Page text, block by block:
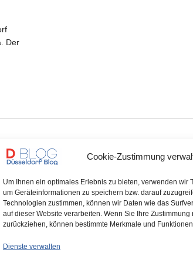
Cookie-Zustimmung
Um Ihnen ein optimales Erlebnis zu bieten, verwenden wir
um Geräteinformationen zu speichern bzw. darauf
Technologien zustimmen, können wir Daten wie das
auf dieser Website verarbeiten. Wenn Sie Ihre
zurückziehen, können bestimmte Merkmale und
Dienste verwalten
Der